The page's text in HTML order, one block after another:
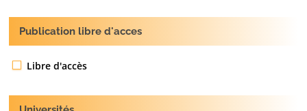
Publication libre d'acces
Libre d'accès